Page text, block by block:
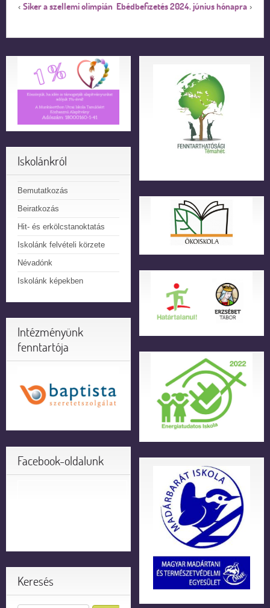
‹ Siker a szellemi olimpián Ebédbefizetés 2024. június hónapra ›
Iskolánkról
Bemutatkozás
Beiratkozás
Hit- és erkölcstanoktatás
Iskolánk felvételi körzete
Névadónk
Iskolánk képekben
Intézményünk
fenntartója
Facebook-oldalunk
Keresés